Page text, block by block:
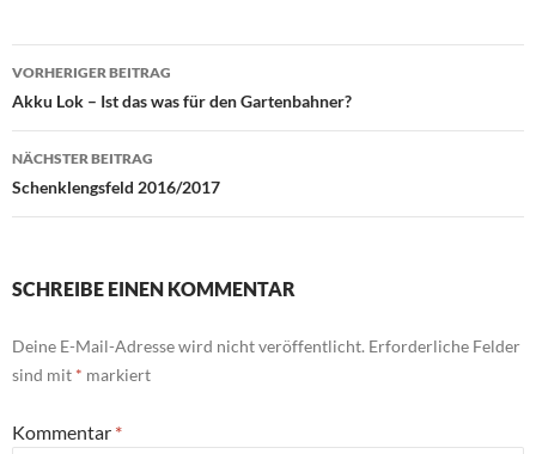
Beitragsnavigation
VORHERIGER BEITRAG
Akku Lok – Ist das was für den Gartenbahner?
NÄCHSTER BEITRAG
Schenklengsfeld 2016/2017
SCHREIBE EINEN KOMMENTAR
Deine E-Mail-Adresse wird nicht veröffentlicht. Erforderliche Felder
sind mit * markiert
Kommentar *